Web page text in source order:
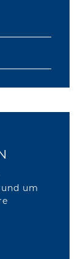
um